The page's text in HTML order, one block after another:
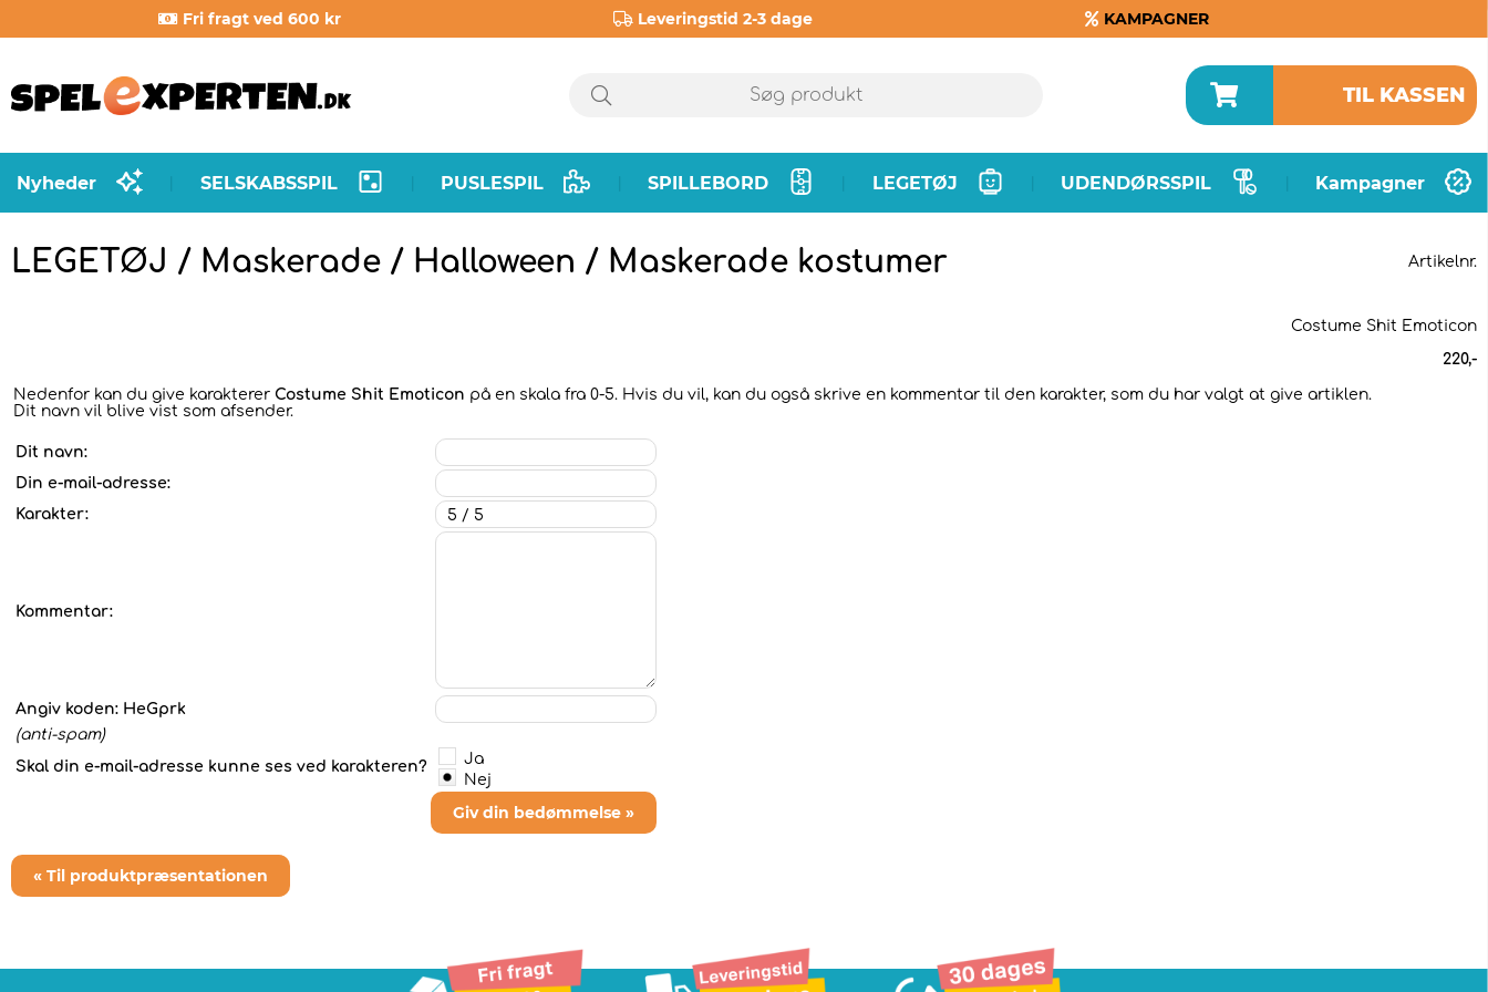
Fri fragt ved 600 kr Leveringstid 2-3 dage KAMPAGNER
TIL KASSEN
Nyheder SELSKABSSPIL PUSLESPIL SPILLEBORD LEGETØJ UDENDØRSSPIL Kampagner
LEGETØJ / Maskerade / Halloween / Maskerade kostumer Artikelnr.
Costume Shit Emoticon
220,-
Nedenfor kan du give karakterer Costume Shit Emoticon på en skala fra 0-5. Hvis du vil, kan du også skrive en kommentar til den karakter, som du har valgt at give artiklen.
Dit navn vil blive vist som afsender.
Dit navn:
Din e-mail-adresse:
Karakter:
Kommentar:
Angiv koden: HeGprk
(anti-spam)
Skal din e-mail-adresse kunne ses ved karakteren?
Ja
Nej
Giv din bedømmelse »
« Til produktpræsentationen